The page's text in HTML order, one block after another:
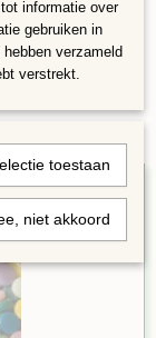
informatie over
gebruiken in
verzameld
verstrekt.
toestaan
niet akkoord